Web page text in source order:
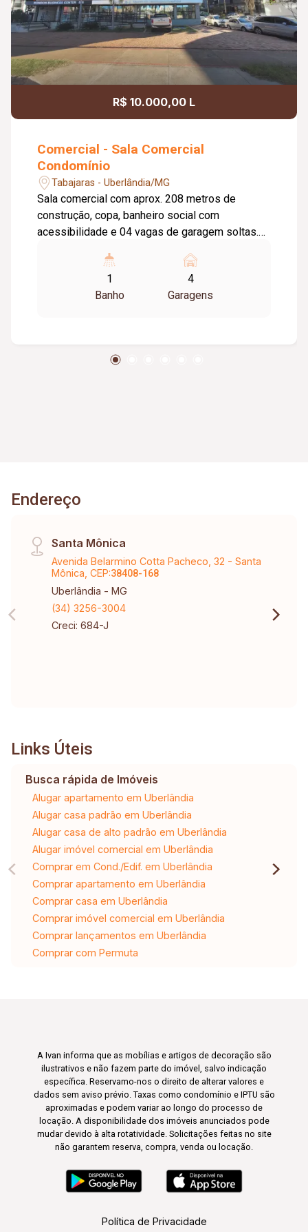
R$ 10.000,00 L
Comercial - Sala Comercial
Condomínio
Tabajaras - Uberlândia/MG
Sala comercial com aprox. 208 metros de
construção, copa, banheiro social com
acessibilidade e 04 vagas de garagem soltas.
03 elevadores. Cond. aprox. 3`222,91
1
Banho
4
Garagens
Endereço
Santa Mônica
Avenida Belarmino Cotta Pacheco, 32 - Santa
Mônica, CEP:38408-168
Uberlândia - MG
(34) 3256-3004
Creci: 684-J
Links Úteis
Busca rápida de Imóveis
Alugar apartamento em Uberlândia
Alugar casa padrão em Uberlândia
Alugar casa de alto padrão em Uberlândia
Alugar imóvel comercial em Uberlândia
Comprar em Cond./Edif. em Uberlândia
Comprar apartamento em Uberlândia
Comprar casa em Uberlândia
Comprar imóvel comercial em Uberlândia
Comprar lançamentos em Uberlândia
Comprar com Permuta
A Ivan informa que as mobílias e artigos de decoração são
ilustrativos e não fazem parte do imóvel, salvo indicação
específica. Reservamo-nos o direito de alterar valores e
dados sem aviso prévio. Taxas como condomínio e IPTU são
aproximadas e podem variar ao longo do processo de
locação. A disponibilidade dos imóveis anunciados pode
mudar devido à alta rotatividade. Solicitações feitas no site
não garantem reserva, compra, venda ou locação.
Política de Privacidade